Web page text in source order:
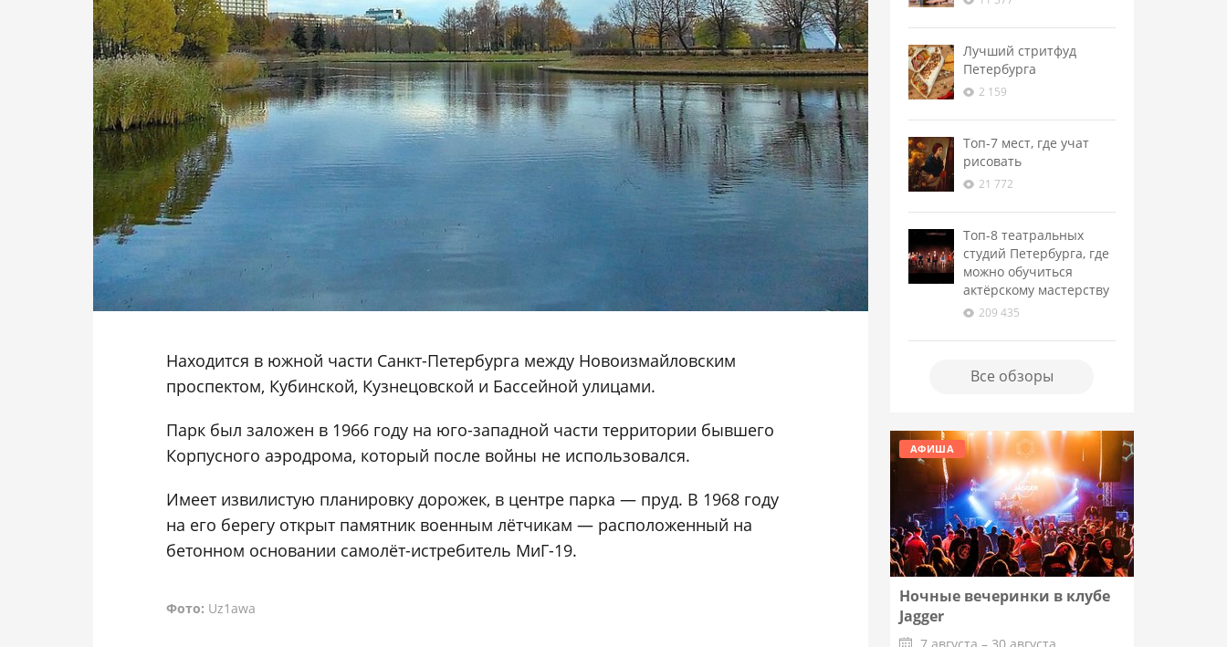
Находится в южной части Санкт-Петербурга между Новоизмайловским
проспектом, Кубинской, Кузнецовской и Бассейной улицами.
Парк был заложен в 1966 году на юго-западной части территории бывшего
Корпусного аэродрома, который после войны не использовался.
Имеет извилистую планировку дорожек, в центре парка — пруд. В 1968 году
на его берегу открыт памятник военным лётчикам — расположенный на
бетонном основании самолёт-истребитель МиГ-19.
Фото: Uz1awa
Лучший стритфуд
Петербурга
2 159
Топ-7 мест, где учат
рисовать
21 772
Топ-8 театральных
студий Петербурга, где
можно обучиться
актёрскому мастерству
209 435
Все обзоры
АФИША
Ночные вечеринки в клубе
Jagger